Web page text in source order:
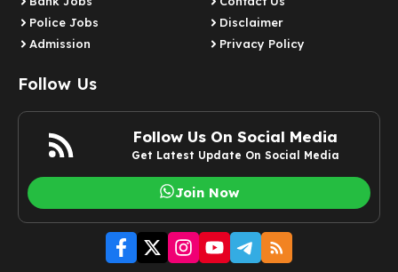
Police Jobs
Admission
Disclaimer
Privacy Policy
Follow Us
Follow Us On Social Media
Get Latest Update On Social Media
Join Now